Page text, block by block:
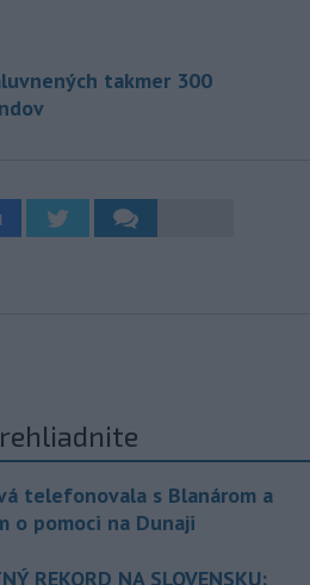
takmer 300
telefonovala s Blanárom a
o pomoci na Dunaji
REKORD NA SLOVENSKU: